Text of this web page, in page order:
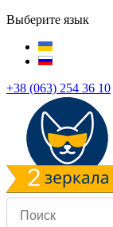
Выберите язык
+38 (063) 254 36 10